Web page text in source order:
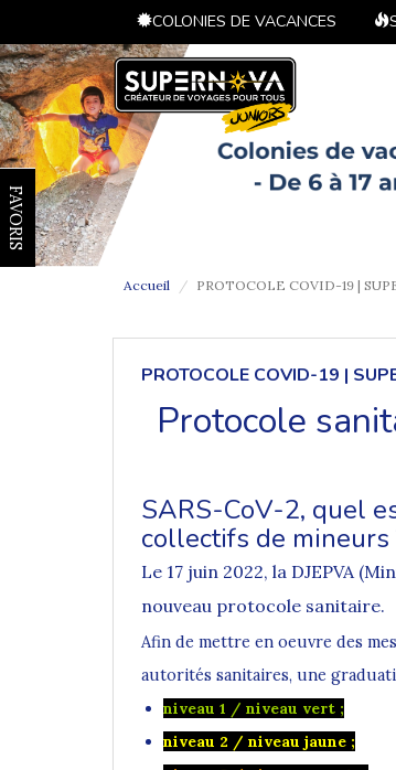
COLONIES DE VACANCES
FAVORIS
Accueil PROTOCOLE COVID-19 |
PROTOCOLE COVID-19 |
Protocole
SARS-CoV-2, quel
collectifs de mineurs
Le 17 juin 2022, la DJEPVA
nouveau protocole sanitaire.
Afin de mettre en oeuvre des
autorités sanitaires, une
niveau 1 / niveau vert ;
niveau 2 / niveau jaune ;